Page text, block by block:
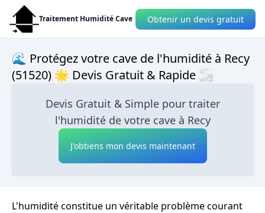
Traitement Humidité Cave Obtenir un devis gratuit
🌊 Protégez votre cave de l'humidité à Recy
(51520) 🌟 Devis Gratuit & Rapide 🌫
Devis Gratuit & Simple pour traiter
l'humidité de votre cave à Recy
J'obtiens mon devis maintenant
L'humidité constitue un véritable problème courant